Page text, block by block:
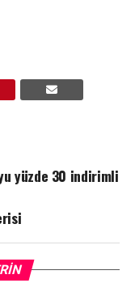
yüzde 30 indirimli